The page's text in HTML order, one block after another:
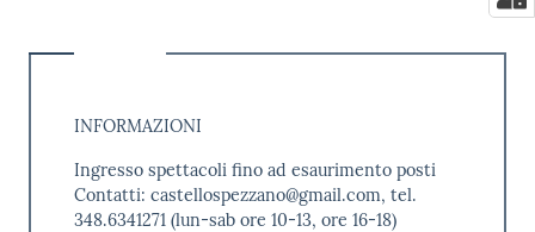
INFORMAZIONI
Ingresso spettacoli fino ad esaurimento posti
Contatti: castellospezzano@gmail.com, tel.
348.6341271 (lun-sab ore 10-13, ore 16-18)